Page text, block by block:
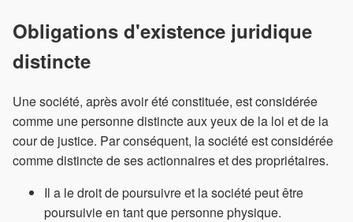
Obligations d'existence juridique
distincte
Une société, après avoir été constituée, est considérée
comme une personne distincte aux yeux de la loi et de la
cour de justice. Par conséquent, la société est considérée
comme distincte de ses actionnaires et des propriétaires.
Il a le droit de poursuivre et la société peut être
poursuivie en tant que personne physique.